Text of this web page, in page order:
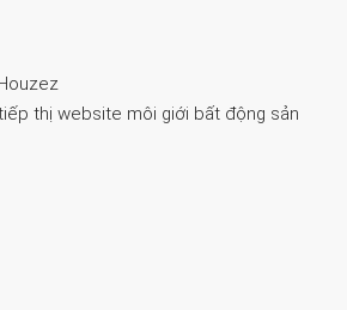
thị website môi giới bất động sản